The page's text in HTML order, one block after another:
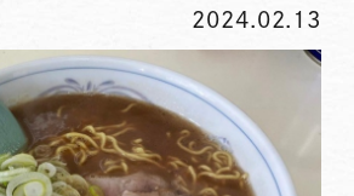
2024.02.13